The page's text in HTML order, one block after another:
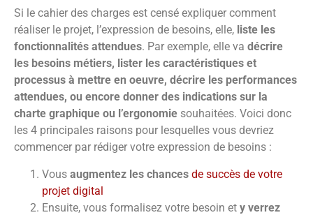
Si le cahier des charges est censé expliquer comment
réaliser le projet, l’expression de besoins, elle, liste les
fonctionnalités attendues. Par exemple, elle va décrire
les besoins métiers, lister les caractéristiques et
processus à mettre en oeuvre, décrire les performances
attendues, ou encore donner des indications sur la
charte graphique ou l’ergonomie souhaitées. Voici donc
les 4 principales raisons pour lesquelles vous devriez
commencer par rédiger votre expression de besoins :
Vous augmentez les chances de succès de votre
projet digital
Ensuite, vous formalisez votre besoin et y verrez